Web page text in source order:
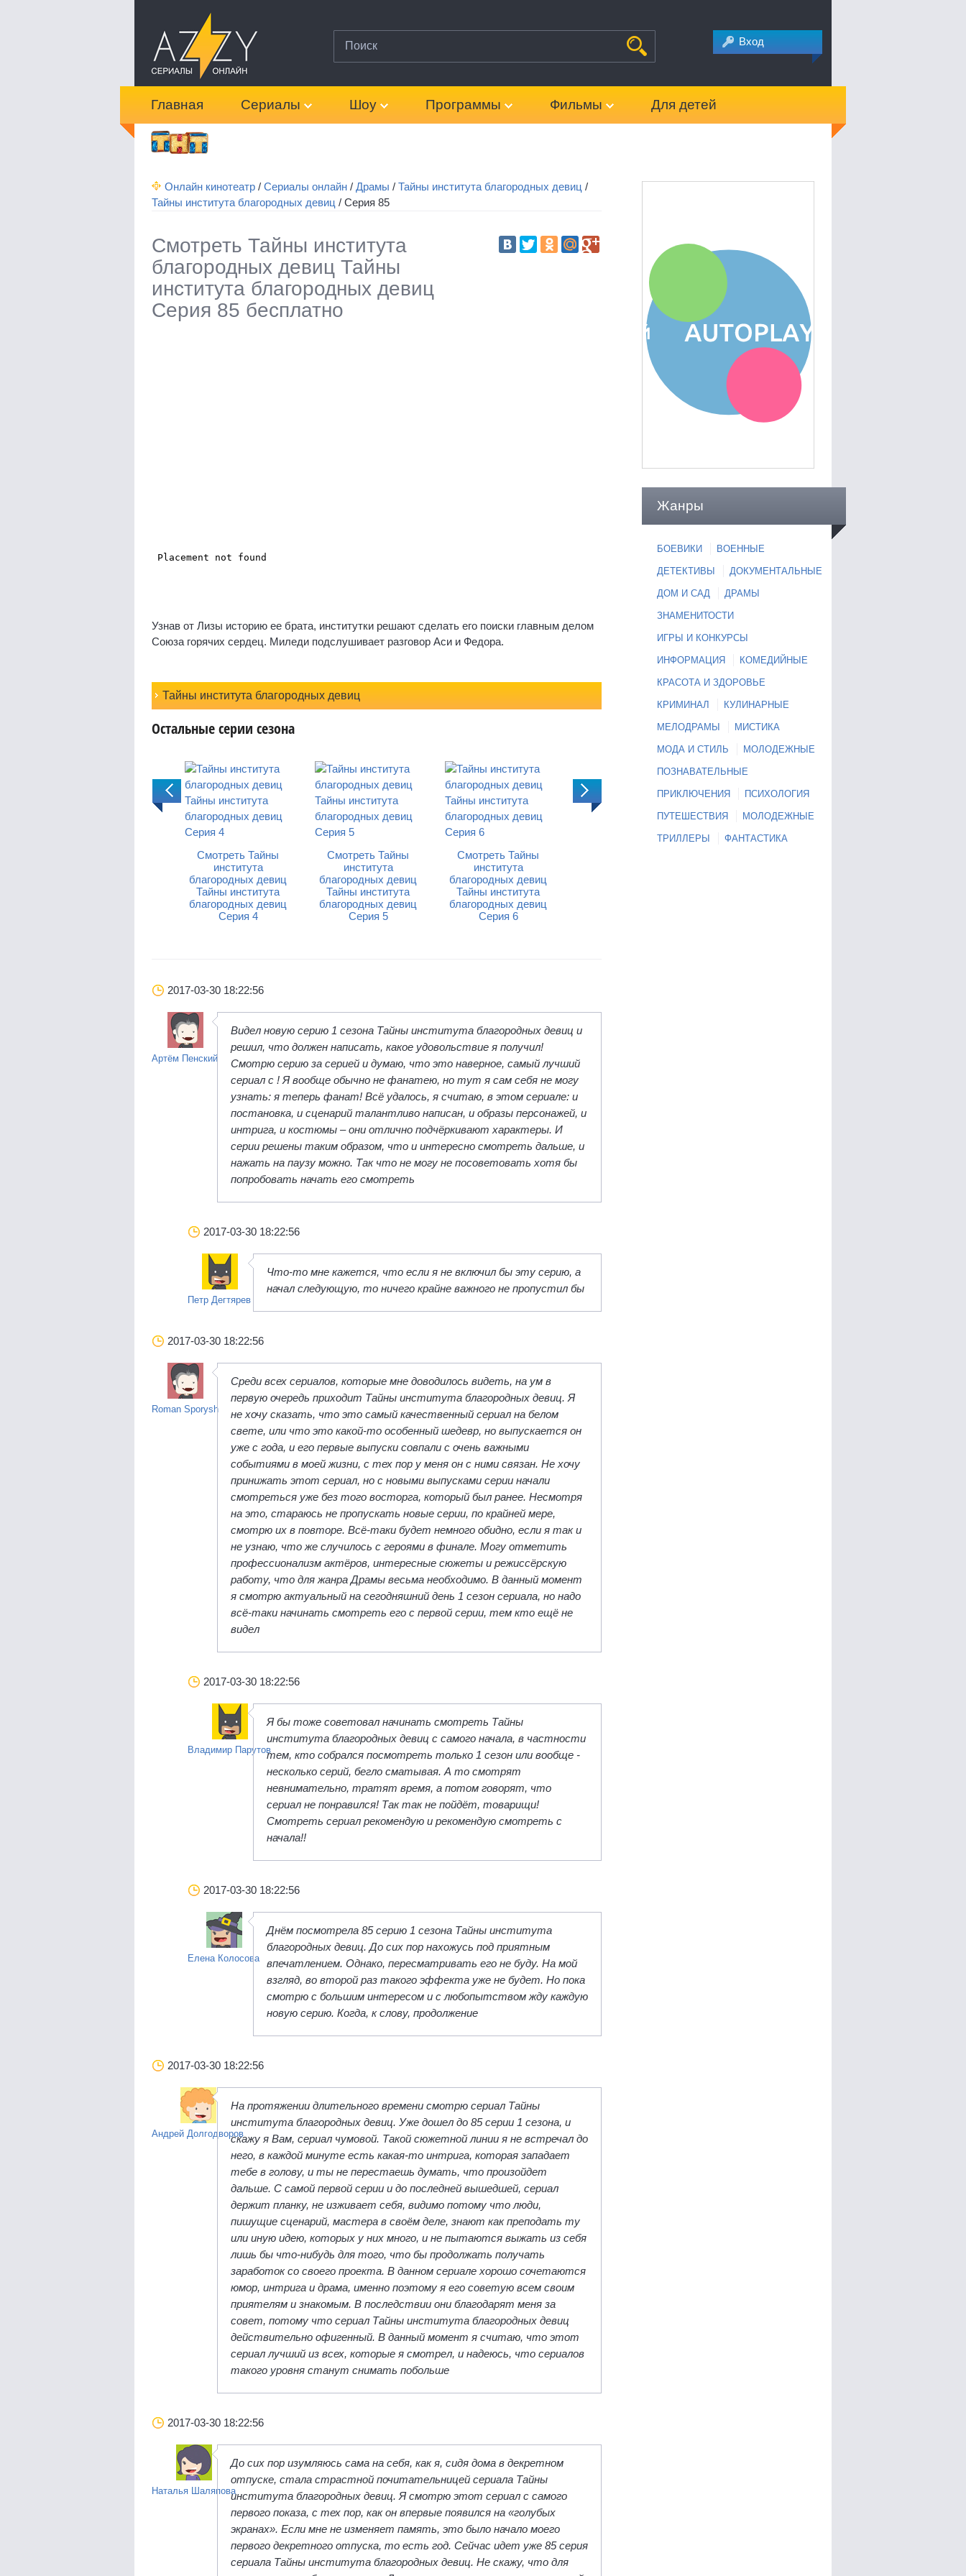
Вход
Главная Сериалы Шоу Программы Фильмы Для детей
Жанры
БОЕВИКИ ВОЕННЫЕ
ДЕТЕКТИВЫ ДОКУМЕНТАЛЬНЫЕ
ДОМ И САД ДРАМЫ
ЗНАМЕНИТОСТИ
ИГРЫ И КОНКУРСЫ
ИНФОРМАЦИЯ КОМЕДИЙНЫЕ
КРАСОТА И ЗДОРОВЬЕ
КРИМИНАЛ КУЛИНАРНЫЕ
МЕЛОДРАМЫ МИСТИКА
МОДА И СТИЛЬ МОЛОДЕЖНЫЕ
ПОЗНАВАТЕЛЬНЫЕ
ПРИКЛЮЧЕНИЯ ПСИХОЛОГИЯ
ПУТЕШЕСТВИЯ МОЛОДЕЖНЫЕ
ТРИЛЛЕРЫ ФАНТАСТИКА
Онлайн кинотеатр / Сериалы онлайн / Драмы / Тайны института благородных девиц /
Тайны института благородных девиц / Серия 85
Смотреть Тайны института
благородных девиц Тайны
института благородных девиц
Серия 85 бесплатно
Узнав от Лизы историю ее брата, институтки решают сделать его поиски главным делом
Союза горячих сердец. Миледи подслушивает разговор Аси и Федора.
Тайны института благородных девиц
Остальные серии сезона
Смотреть Тайны
института
благородных девиц
Тайны института
благородных девиц
Серия 5
Смотреть Тайны
института
благородных девиц
Тайны института
благородных девиц
Серия 6
Смотреть Тайны
института
благородных девиц
Тайны института
благородных девиц
Серия 7
2017-03-30 18:22:56
Артём Пенский
Видел новую серию 1 сезона Тайны института благородных девиц и
решил, что должен написать, какое удовольствие я получил!
Смотрю серию за серией и думаю, что это наверное, самый лучший
сериал с ! Я вообще обычно не фанатею, но тут я сам себя не могу
узнать: я теперь фанат! Всё удалось, я считаю, в этом сериале: и
постановка, и сценарий талантливо написан, и образы персонажей, и
интрига, и костюмы – они отлично подчёркивают характеры. И
серии решены таким образом, что и интересно смотреть дальше, и
нажать на паузу можно. Так что не могу не посоветовать хотя бы
попробовать начать его смотреть
2017-03-30 18:22:56
Петр Дегтярев
Что-то мне кажется, что если я не включил бы эту серию, а
начал следующую, то ничего крайне важного не пропустил бы
2017-03-30 18:22:56
Roman Sporysh
Среди всех сериалов, которые мне доводилось видеть, на ум в
первую очередь приходит Тайны института благородных девиц. Я
не хочу сказать, что это самый качественный сериал на белом
свете, или что это какой-то особенный шедевр, но выпускается он
уже с года, и его первые выпуски совпали с очень важными
событиями в моей жизни, с тех пор у меня он с ними связан. Не хочу
принижать этот сериал, но с новыми выпусками серии начали
смотреться уже без того восторга, который был ранее. Несмотря
на это, стараюсь не пропускать новые серии, по крайней мере,
смотрю их в повторе. Всё-таки будет немного обидно, если я так и
не узнаю, что же случилось с героями в финале. Могу отметить
профессионализм актёров, интересные сюжеты и режиссёрскую
работу, что для жанра Драмы весьма необходимо. В данный момент
я смотрю актуальный на сегодняшний день 1 сезон сериала, но надо
всё-таки начинать смотреть его с первой серии, тем кто ещё не
видел
2017-03-30 18:22:56
Владимир Парутов
Я бы тоже советовал начинать смотреть Тайны
института благородных девиц с самого начала, в частности
тем, кто собрался посмотреть только 1 сезон или вообще -
несколько серий, бегло сматывая. А то смотрят
невнимательно, тратят время, а потом говорят, что
сериал не понравился! Так так не пойдёт, товарищи!
Смотреть сериал рекомендую и рекомендую смотреть с
начала!!
2017-03-30 18:22:56
Елена Колосова
Днём посмотрела 85 серию 1 сезона Тайны института
благородных девиц. До сих пор нахожусь под приятным
впечатлением. Однако, пересматривать его не буду. На мой
взгляд, во второй раз такого эффекта уже не будет. Но пока
смотрю с большим интересом и с любопытством жду каждую
новую серию. Когда, к слову, продолжение
2017-03-30 18:22:56
Андрей Долгодворов
На протяжении длительного времени смотрю сериал Тайны
института благородных девиц. Уже дошел до 85 серии 1 сезона, и
скажу я Вам, сериал чумовой. Такой сюжетной линии я не встречал до
него, в каждой минуте есть какая-то интрига, которая западает
тебе в голову, и ты не перестаешь думать, что произойдет
дальше. С самой первой серии и до последней вышедшей, сериал
держит планку, не изживает себя, видимо потому что люди,
пишущие сценарий, мастера в своём деле, знают как преподать ту
или иную идею, которых у них много, и не пытаются выжать из себя
лишь бы что-нибудь для того, что бы продолжать получать
заработок со своего проекта. В данном сериале хорошо сочетаются
юмор, интрига и драма, именно поэтому я его советую всем своим
приятелям и знакомым. В последствии они благодарят меня за
совет, потому что сериал Тайны института благородных девиц
действительно офигенный. В данный момент я считаю, что этот
сериал лучший из всех, которые я смотрел, и надеюсь, что сериалов
такого уровня станут снимать побольше
2017-03-30 18:22:56
Наталья Шаляпова
До сих пор изумляюсь сама на себя, как я, сидя дома в декретном
отпуске, стала страстной почитательницей сериала Тайны
института благородных девиц. Я смотрю этот сериал с самого
первого показа, с тех пор, как он впервые появился на «голубых
экранах». Если мне не изменяет память, это было начало моего
первого декретного отпуска, то есть год. Сейчас идет уже 85 серия
сериала Тайны института благородных девиц. Не скажу, что для